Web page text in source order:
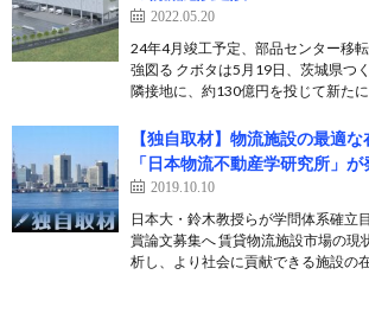
2022.05.20
24年4月竣工予定、部品センター移
強図る クボタは5月19日、茨城県つ
隣接地に、約130億円を投じて新た
【独自取材】物流施設の最適
「日本物流不動産学研究所」が
2019.10.10
日本大・鈴木教授らが学問体系確立
賞論文募集へ 賃貸物流施設市場の現
析し、より社会に貢献できる施設の